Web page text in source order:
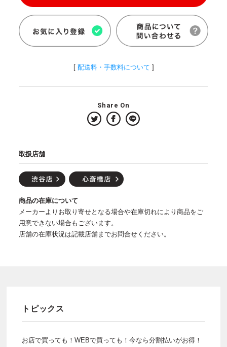
[ 配送料・手数料について ]
Share On
取扱店舗
商品の在庫について
メーカーよりお取り寄せとなる場合や在庫切れにより商品をご
用意できない場合もございます。
店舗の在庫状況は記載店舗までお問合せください。
トピックス
お店で買っても！WEBで買っても！今なら分割払いがお得！